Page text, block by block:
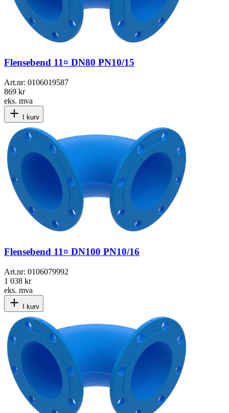
Flensebend 11¤ DN80 PN10/15
Art.nr: 0106019587
869 kr
eks. mva
I kurv
Flensebend 11¤ DN100 PN10/16
Art.nr: 0106079992
1 038 kr
eks. mva
I kurv